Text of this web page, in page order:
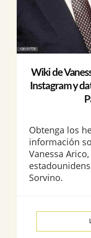
Wiki de
Instagram y
Obtenga los
información
Vanessa
Sorvino.